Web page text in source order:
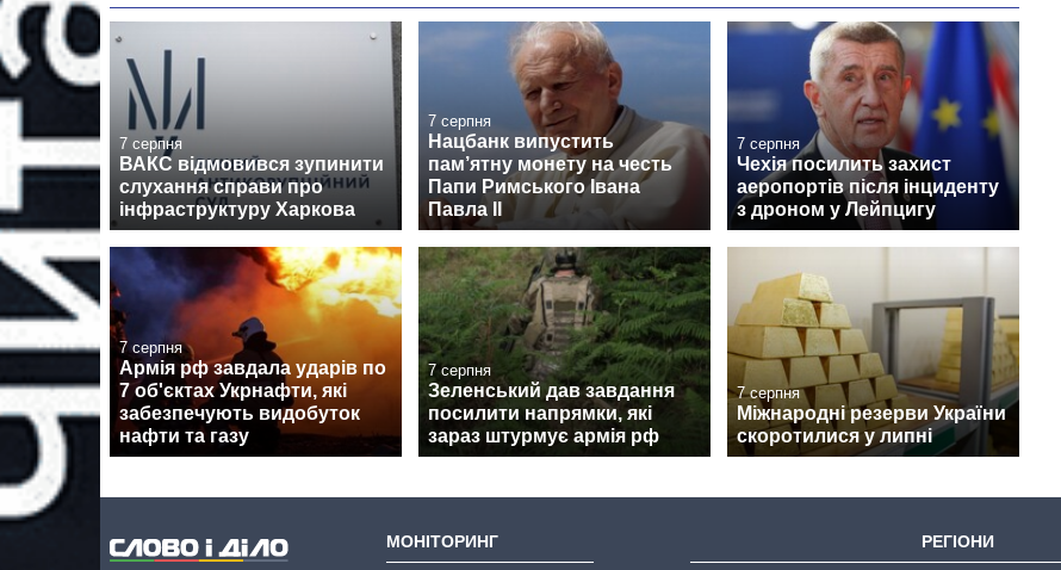
7 серпня
ВАКС відмовився зупинити
слухання справи про
інфраструктуру Харкова
7 серпня
Нацбанк випустить
пам’ятну монету на честь
Папи Римського Івана
Павла II
7 серпня
Чехія посилить захист
аеропортів після інциденту
з дроном у Лейпцигу
7 серпня
Армія рф завдала ударів по
7 об'єктах Укрнафти, які
забезпечують видобуток
нафти та газу
7 серпня
Зеленський дав завдання
посилити напрямки, які
зараз штурмує армія рф
7 серпня
Міжнародні резерви України
скоротилися у липні
МОНІТОРИНГ РЕГІОНИ